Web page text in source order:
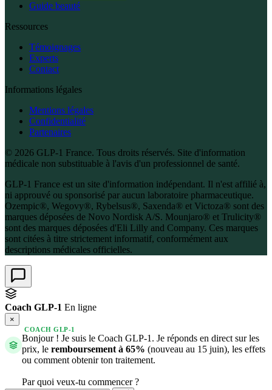
Guide beauté
Ressources
Témoignages
Experts
Contact
Informations légales
Mentions légales
Confidentialité
Partenaires
© 2026 GLP-1 France. Tous droits réservés. Site d'information
médicale non substituable à l'avis d'un professionnel de santé.
GLP-1 France est un site d'information indépendant. Il n'est affilié à,
ni approuvé ou sponsorisé par aucun laboratoire pharmaceutique.
Ozempic®, Wegovy®, Rybelsus®, Saxenda® et Victoza® sont des
marques déposées de Novo Nordisk A/S. Mounjaro® et Trulicity®
sont des marques déposées d'Eli Lilly and Company. Ces marques
sont citées à titre strictement informatif, conformément aux
descriptions médicales officielles.
Coach GLP-1 En ligne
×
COACH GLP-1
Bonjour ! Je suis le Coach GLP-1. Je réponds en direct sur les
prix, le remboursement à 65% (nouveau au 15 juin), les effets
ou comment obtenir ton traitement.
Par quoi veux-tu commencer ?